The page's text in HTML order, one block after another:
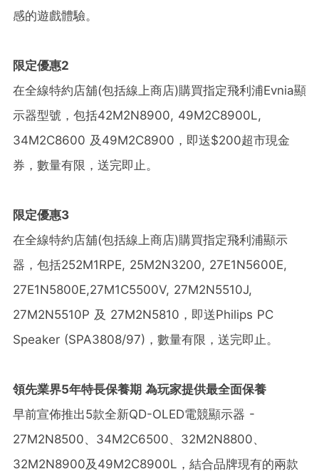
感的遊戲體驗。
限定優惠2
在全線特約店舖(包括線上商店)購買指定飛利浦Evnia顯
示器型號，包括42M2N8900, 49M2C8900L,
34M2C8600 及49M2C8900，即送$200超市現金
券，數量有限，送完即止。
限定優惠3
在全線特約店舖(包括線上商店)購買指定飛利浦顯示
器，包括252M1RPE, 25M2N3200, 27E1N5600E,
27E1N5800E,27M1C5500V, 27M2N5510J,
27M2N5510P 及 27M2N5810，即送Philips PC
Speaker (SPA3808/97)，數量有限，送完即止。
領先業界5年特長保養期 為玩家提供最全面保養
早前宣佈推出5款全新QD-OLED電競顯示器 -
27M2N8500、34M2C6500、32M2N8800、
32M2N8900及49M2C8900L，結合品牌現有的兩款